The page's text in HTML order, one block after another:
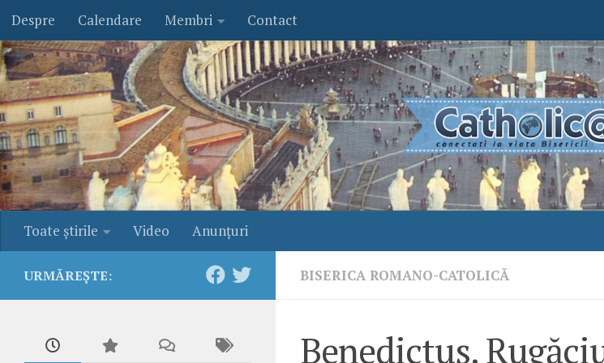
Skip to content
Despre Calendare Membri Contact
Toate ştirile Video Anunţuri
BISERICA ROMANO-CATOLICĂ
Benedictus.
URMĂREȘTE: